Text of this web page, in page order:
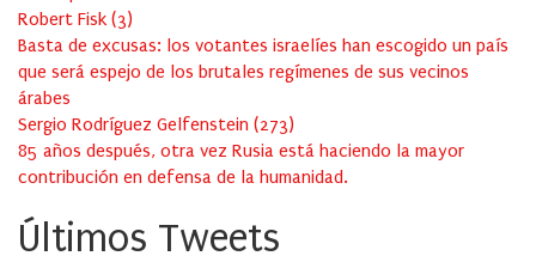
Robert Fisk (3)
Basta de excusas: los votantes israelíes han escogido un país
que será espejo de los brutales regímenes de sus vecinos
árabes
Sergio Rodríguez Gelfenstein (273)
85 años después, otra vez Rusia está haciendo la mayor
contribución en defensa de la humanidad.
Últimos Tweets